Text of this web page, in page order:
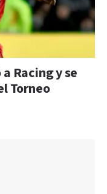
Racing y se
Torneo